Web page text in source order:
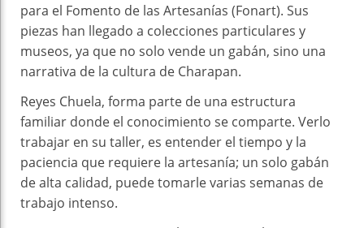
para el Fomento de las Artesanías (Fonart). Sus
piezas han llegado a colecciones particulares y
museos, ya que no solo vende un gabán, sino una
narrativa de la cultura de Charapan.
Reyes Chuela, forma parte de una estructura
familiar donde el conocimiento se comparte. Verlo
trabajar en su taller, es entender el tiempo y la
paciencia que requiere la artesanía; un solo gabán
de alta calidad, puede tomarle varias semanas de
trabajo intenso.